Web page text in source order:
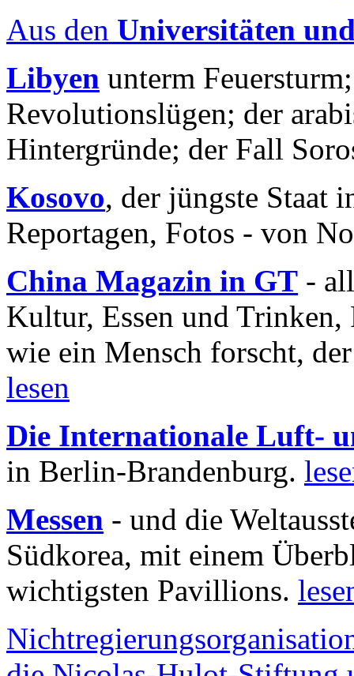
Aus den Universitäten
Libyen unterm
Revolutionslügen; der
Hintergründe; der Fall
Kosovo, der jüngste Staat
Reportagen, Fotos - von
China Magazin in GT -
Kultur, Essen und
wie ein Mensch forscht,
lesen
Die Internationale Luft-
in Berlin-Brandenburg.
Messen - und die
Südkorea, mit einem
wichtigsten Pavillions.